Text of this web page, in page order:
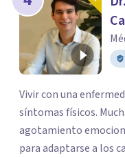
Vivir con una
síntomas físicos.
agotamiento
para adaptarse a los